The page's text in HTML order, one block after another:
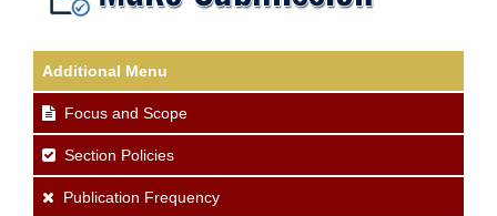
Additional Menu
Focus and Scope
Section Policies
Publication Frequency